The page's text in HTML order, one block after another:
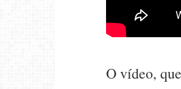
O vídeo,